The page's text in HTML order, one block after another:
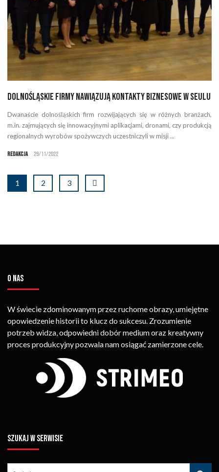
Dolnośląskie firmy nawiązują kontakty biznesowe w Seulu
Dwanaście dolnośląskich firm rozwijających się w różnych branżach,
m.in. zajmujących się innowacyjnymi aplikacjami, dronami, czy produkcją
regionalnych wyrobów spożywczych uczestniczyli w misji ...
Redakcja 29/11/2022
1 2 3
O NAS
W świecie zdominowanym przez ruchome obrazy, umiejętne
opowiedzenie historii to klucz do sukcesu. Zrozumienie
potrzeb widza, odpowiedni dobór medium oraz kreatywny
proces produkcyjny pozwala nam osiągać zamierzone cele.
SZUKAJ W SERWISIE